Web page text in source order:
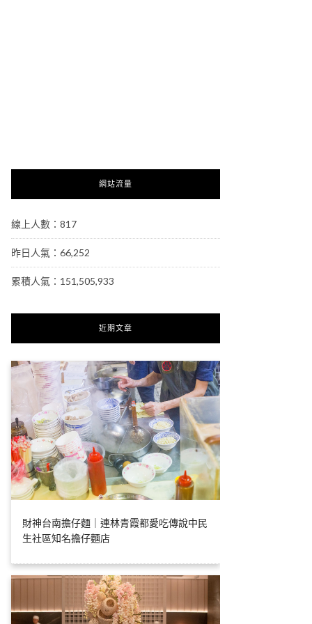
網站流量
線上人數：817
昨日人氣：66,252
累積人氣：151,505,933
近期文章
財神台南擔仔麵｜連林青霞都愛吃傳說中民
生社區知名擔仔麵店